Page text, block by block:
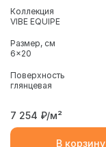
Коллекция
VIBE EQUIPE
Размер, см
6x20
Поверхность
глянцевая
7 254 ₽/м²
В корзину